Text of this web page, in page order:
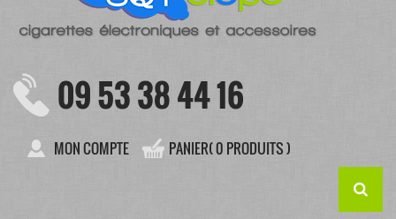
09 53 38 44 16
MON COMPTE PANIER( 0 PRODUITS )